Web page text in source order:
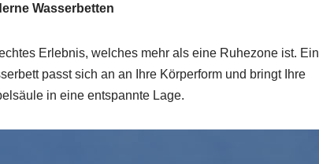
Wasserbetten
Erlebnis, welches mehr als eine Ruhezone ist. Ein
passt sich an an Ihre Körperform und bringt Ihre
in eine entspannte Lage.